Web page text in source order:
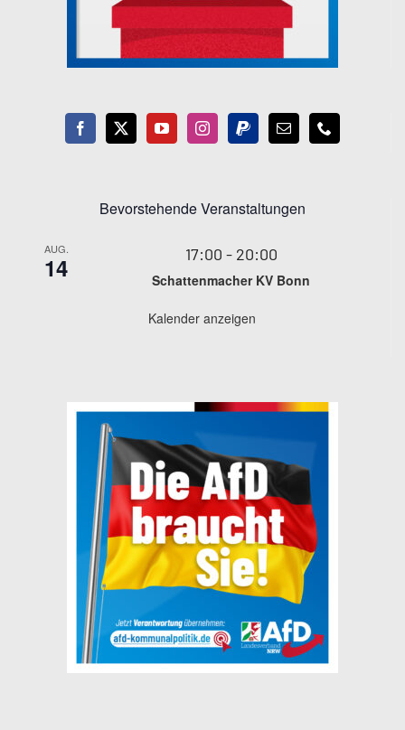
Bevorstehende Veranstaltungen
AUG.
14 17:00 - 20:00
Schattenmacher KV Bonn
Kalender anzeigen